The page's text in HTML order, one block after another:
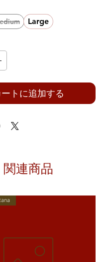
ル
価
Large
ートに追加する
関連商品